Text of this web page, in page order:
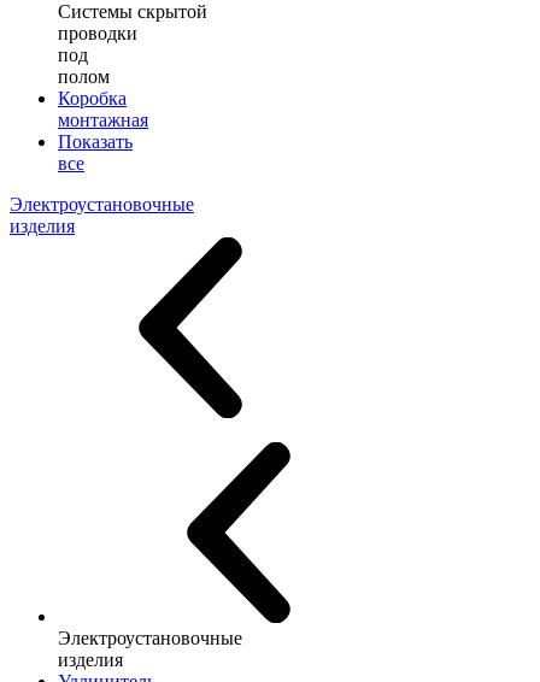
Системы скрытой
проводки
под
полом
Коробка
монтажная
Показать
все
Электроустановочные
изделия
Электроустановочные
изделия